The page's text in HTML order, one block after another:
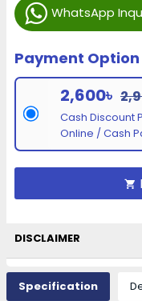
Payment Option
2,600৳
Cash Discount
Online / Cash
WhatsApp
DISCLAIMER
Specification